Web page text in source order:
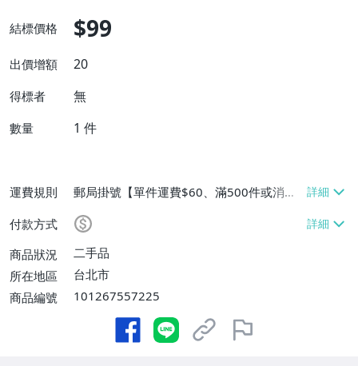
結標價格 $99
出價增額 20
得標者 無
數量 1 件
運費規則
郵局掛號【單件運費$60、滿500件或消費
滿$20000免運費】
付款方式
商品狀況
二手品
所在地區
台北市
商品編號
101267557225